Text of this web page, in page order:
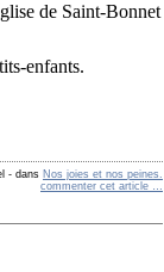
de Saint-Bonnet
enfants.
- dans Nos joies et nos peines.
commenter cet article